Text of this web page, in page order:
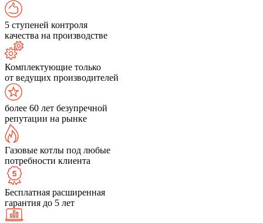
5 ступеней контроля
качества на производстве
Комплектующие только
от ведущих производителей
более 60 лет безупречной
репутации на рынке
Газовые котлы под любые
потребности клиента
Бесплатная расширенная
гарантия до 5 лет